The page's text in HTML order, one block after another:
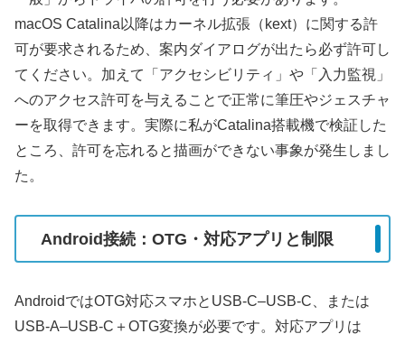
macOS Catalina以降はカーネル拡張（kext）に関する許
可が要求されるため、案内ダイアログが出たら必ず許可し
てください。加えて「アクセシビリティ」や「入力監視」
へのアクセス許可を与えることで正常に筆圧やジェスチャ
ーを取得できます。実際に私がCatalina搭載機で検証した
ところ、許可を忘れると描画ができない事象が発生しまし
た。
Android接続：OTG・対応アプリと制限
AndroidではOTG対応スマホとUSB-C–USB-C、または
USB-A–USB-C＋OTG変換が必要です。対応アプリは